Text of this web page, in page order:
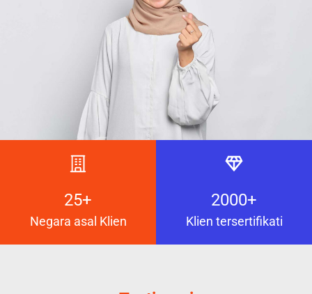
25+
Negara asal Klien
2000+
Klien tersertifikati